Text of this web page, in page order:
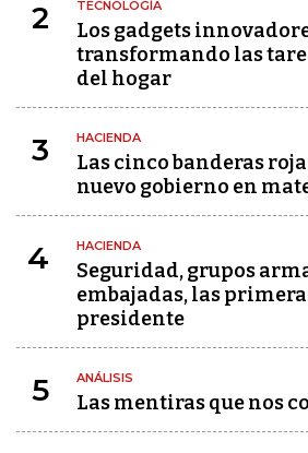
2 TECNOLOGÍA
Los gadgets
transformando las
del hogar
3 HACIENDA
Las cinco banderas
nuevo gobierno en
4 HACIENDA
Seguridad, grupos
embajadas, las
presidente
5 ANÁLISIS
Las mentiras que nos